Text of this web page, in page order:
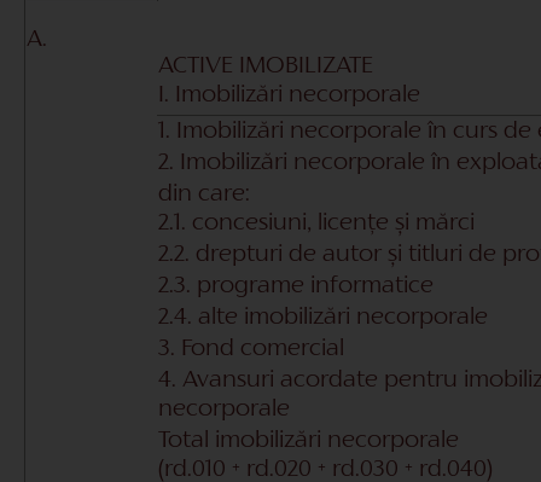
A.
ACTIVE IMOBILIZATE
I. Imobilizări necorporale
1. Imobilizări necorporale în curs
2. Imobilizări necorporale în
din care:
2.1. concesiuni, licențe și mărci
2.2. drepturi de autor și titluri de
2.3. programe informatice
2.4. alte imobilizări necorporale
3. Fond comercial
4. Avansuri acordate pentru
necorporale
Total imobilizări necorporale
(rd.010 + rd.020 + rd.030 + rd.040)